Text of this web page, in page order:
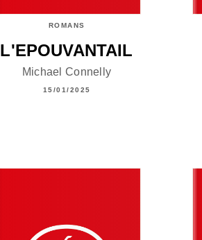
ROMANS
L'EPOUVANTAIL
Michael Connelly
15/01/2025